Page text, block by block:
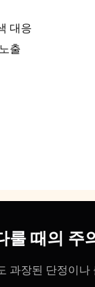
대응
출
룰 때의 주
과장된 단정이